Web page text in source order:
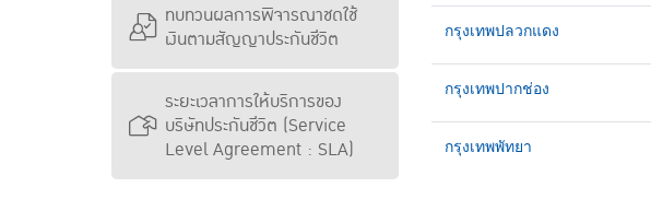
ทบทวนผลการพิจารณาชดใช้
เงินตามสัญญาประกันชีวิต
ระยะเวลาการให้บริการของ
บริษัทประกันชีวิต (Service
Level Agreement : SLA)
กรุงเทพปลวกแดง
กรุงเทพปากช่อง
กรุงเทพพัทยา